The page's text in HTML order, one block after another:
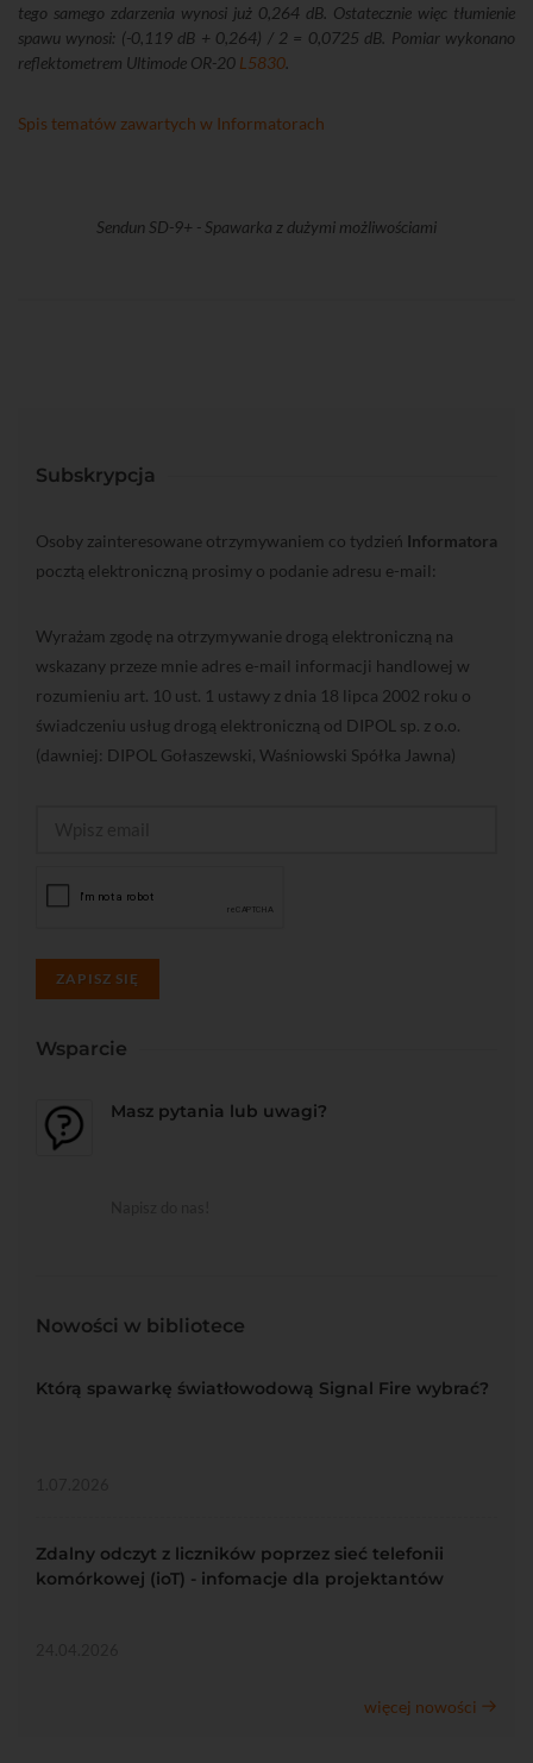
tego samego zdarzenia wynosi już 0,264 dB. Ostatecznie więc tłumienie
spawu wynosi: (-0,119 dB + 0,264) / 2 = 0,0725 dB. Pomiar wykonano
reflektometrem Ultimode OR-20 L5830.
Spis tematów zawartych w Informatorach
Sendun SD-9+ - Spawarka z dużymi możliwościami
Subskrypcja
Osoby zainteresowane otrzymywaniem co tydzień Informatora
pocztą elektroniczną prosimy o podanie adresu e-mail:
Wyrażam zgodę na otrzymywanie drogą elektroniczną na
wskazany przeze mnie adres e-mail informacji handlowej w
rozumieniu art. 10 ust. 1 ustawy z dnia 18 lipca 2002 roku o
świadczeniu usług drogą elektroniczną od DIPOL sp. z o.o.
(dawniej: DIPOL Gołaszewski, Waśniowski Spółka Jawna)
ZAPISZ SIĘ
Wsparcie
Masz pytania lub uwagi?
Nowości w bibliotece
Którą spawarkę światłowodową Signal Fire wybrać?
Zdalny odczyt z liczników poprzez sieć telefonii
komórkowej (ioT) - infomacje dla projektantów
więcej nowości